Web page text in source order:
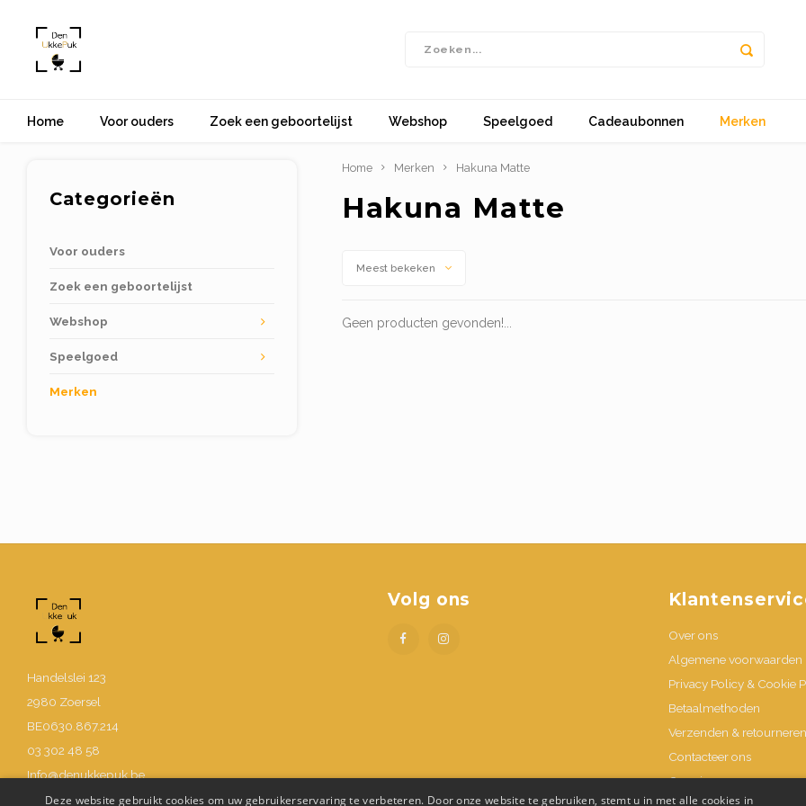
Home Voor ouders Zoek een geboortelijst Webshop Speelgoed Cadeaubonnen Merken
Categorieën
Voor ouders
Zoek een geboortelijst
Webshop
Speelgoed
Merken
Home Merken Hakuna Matte
Hakuna Matte
Meest bekeken
Geen producten gevonden!...
Handelslei 123
2980 Zoersel
BE0630.867.214
03 302 48 58
Info@denukkepuk.be
Volg ons
Over ons
Algemene voorwaarden
Privacy Policy & Cookie
Betaalmethoden
Verzenden &
Contacteer ons
Openingsuren
Deze website gebruikt cookies om uw gebruikerservaring te verbeteren. Door onze website te gebruiken, stemt u in met alle cookies in